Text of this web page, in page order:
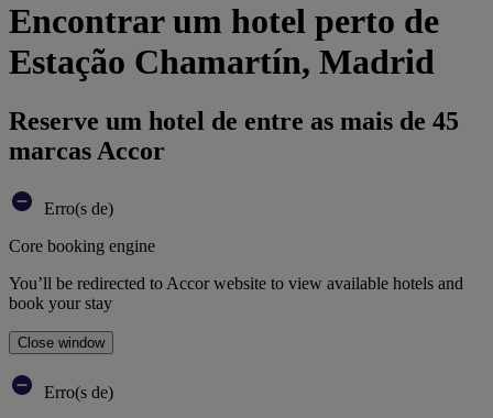
Encontrar um hotel perto de
Estação Chamartín, Madrid
Reserve um hotel de entre as mais de 45
marcas Accor
Erro(s de)
Core booking engine
You’ll be redirected to Accor website to view available hotels and
book your stay
Close window
Erro(s de)